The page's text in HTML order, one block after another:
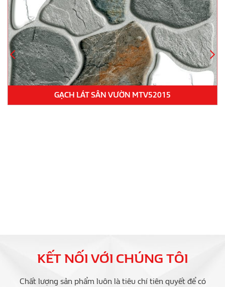
GẠCH LÁT SÂN VƯỜN MTV52012
KẾT NỐI VỚI CHÚNG TÔI
Chất lượng sản phẩm luôn là tiêu chí tiên quyết để có